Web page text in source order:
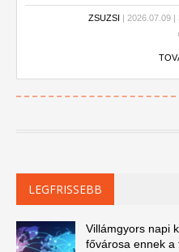
Vágjunk bele!
ZSUZSI | 2026.07.09 |
LEGFRISSEBB
Villámgyors napi
fővárosa ennek a